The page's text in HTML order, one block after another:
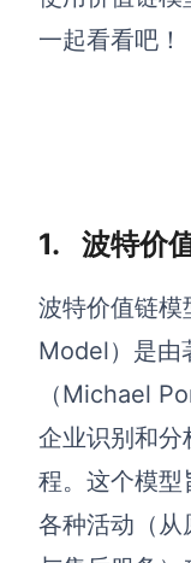
向团队介绍
博思白板boardmix
解决方案
高效协作
在线白板
一起看看吧！
1. 波特价
波特价值链
Model）是由
（Michael
企业识别和分
程。这个模型
各种活动（从